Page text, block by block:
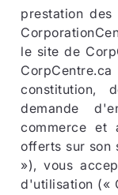
prestation
le site de
constitution,
demande
commerce et
offerts sur son
»), vous
d'utilisation («